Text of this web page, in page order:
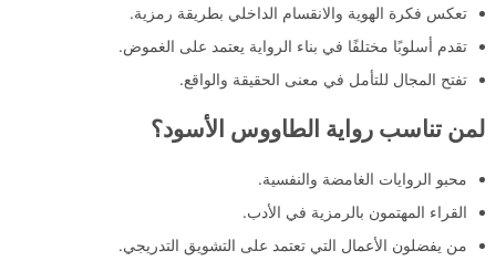
تعكس فكرة الهوية والانقسام الداخلي بطريقة رمزية.
تقدم أسلوبًا مختلفًا في بناء الرواية يعتمد على الغموض.
تفتح المجال للتأمل في معنى الحقيقة والواقع.
لمن تناسب رواية الطاووس الأسود؟
محبو الروايات الغامضة والنفسية.
القراء المهتمون بالرمزية في الأدب.
من يفضلون الأعمال التي تعتمد على التشويق التدريجي.